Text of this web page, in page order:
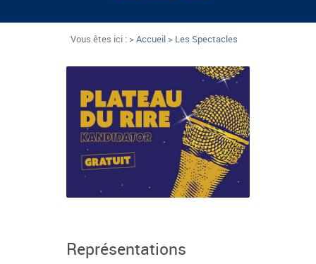
Vous êtes ici : >Accueil > Les Spectacles
Représentations